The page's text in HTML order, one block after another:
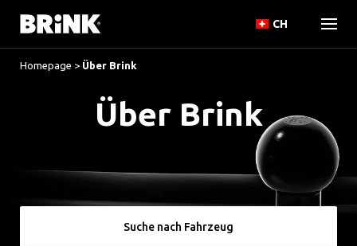
CH
Homepage > Über Brink
Über Brink
Suche nach Fahrzeug